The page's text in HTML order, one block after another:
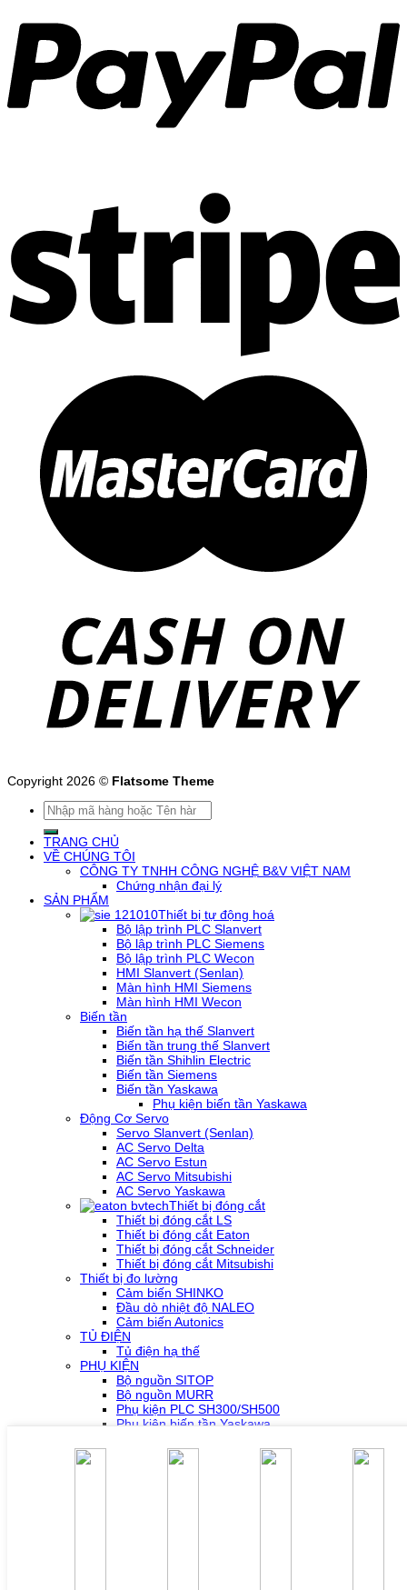
Copyright 2026 © Flatsome Theme
Tìm
kiếm:
TRANG CHỦ
VỀ CHÚNG TÔI
CÔNG TY TNHH CÔNG NGHỆ B&V VIỆT NAM
Chứng nhận đại lý
SẢN PHẨM
Thiết bị tự động hoá
Bộ lập trình PLC Slanvert
Bộ lập trình PLC Siemens
Bộ lập trình PLC Wecon
HMI Slanvert (Senlan)
Màn hình HMI Siemens
Màn hình HMI Wecon
Biến tần
Biến tần hạ thế Slanvert
Biến tần trung thế Slanvert
Biến tần Shihlin Electric
Biến tần Siemens
Biến tần Yaskawa
Phụ kiện biến tần Yaskawa
Động Cơ Servo
Servo Slanvert (Senlan)
AC Servo Delta
AC Servo Estun
AC Servo Mitsubishi
AC Servo Yaskawa
Thiết bị đóng cắt
Thiết bị đóng cắt LS
Thiết bị đóng cắt Eaton
Thiết bị đóng cắt Schneider
Thiết bị đóng cắt Mitsubishi
Thiết bị đo lường
Cảm biến SHINKO
Đầu dò nhiệt độ NALEO
Cảm biến Autonics
TỦ ĐIỆN
Tủ điện hạ thế
PHỤ KIỆN
Bộ nguồn SITOP
Bộ nguồn MURR
Phụ kiện PLC SH300/SH500
Phụ kiện biến tần Yaskawa
Phụ kiện Servo Sigma 7
HỖ TRỢ KỸ THUẬT